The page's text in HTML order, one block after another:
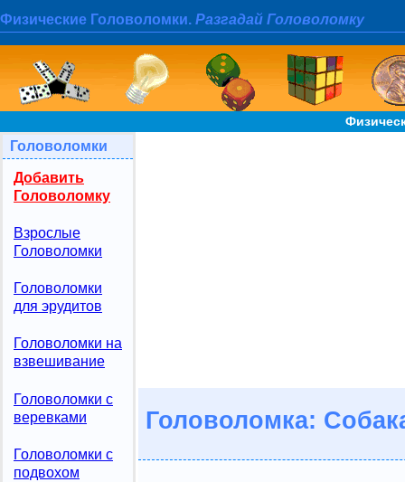
Физические Головоломки. Разгадай Головоломку
Головоломки
Добавить
Головоломку
Взрослые
Головоломки
Головоломки
для эрудитов
Головоломки на
взвешивание
Головоломки с
веревками
Головоломки с
подвохом
Головоломка: